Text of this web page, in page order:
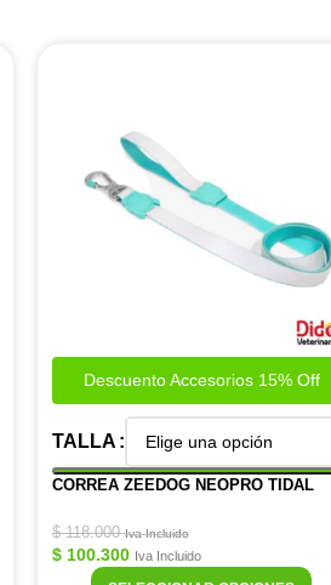
Descuento Accesorios 15% Off
TALLA
CORREA ZEEDOG NEOPRO TIDAL
$118.000 Iva Incluido
$ 100.300 Iva Incluido